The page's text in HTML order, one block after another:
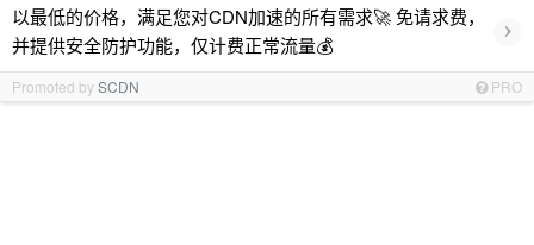
以最低的价格，满足您对CDN加速的所有需求🚀 免请求费，
并提供安全防护功能，仅计费正常流量💰
›
Promoted bySCDN PRO